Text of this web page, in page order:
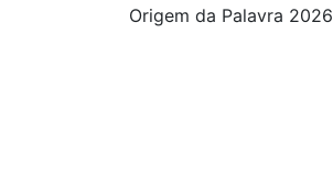
Origem da Palavra 2026